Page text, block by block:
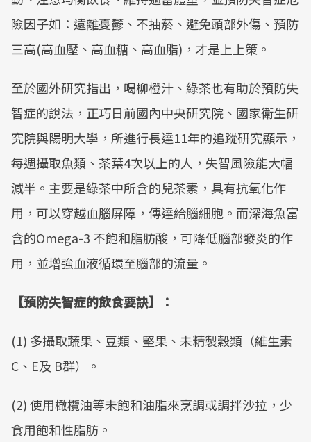
險因子如：遠離憂鬱、不抽菸、避免頭部外傷、預防
三高(高血壓、高血糖、高血脂)，才是上上策。
至於國外研究指出，喝柳橙汁、綠茶也有助於預防失
智症的說法，正巧日前國內中央研究院、國家衛生研
究院與陽明大學，所進行長達11年的追蹤研究顯示，
每週攝取魚類、茶葉4次以上的人，失智風險能大幅
減半。主要是綠茶中所含的兒茶素，具有抗氧化作
用，可以穿越血腦屏障，傳達給腦細胞。而深海魚富
含的Omega-3 不飽和脂肪酸，可降低腦部發炎的作
用，並增強血液循環至腦部的流量。
【預防失智症的飲食要訣】：
(1) 多攝取蔬果、豆類、堅果、未精製穀類（維生素
C、E及 B群）。
(2) 使用橄欖油等未飽和油脂來烹調或調拌沙拉，少
食用飽和性脂肪。